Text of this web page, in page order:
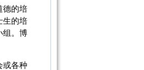
德的培
生的培
组。博
或各种